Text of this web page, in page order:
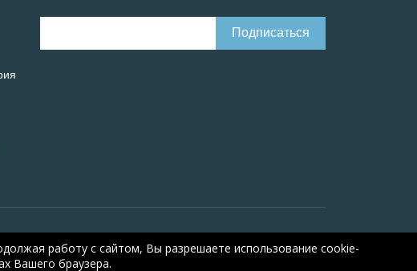
2026
работу с сайтом, Вы разрешаете использование cookie-
Вашего браузера.